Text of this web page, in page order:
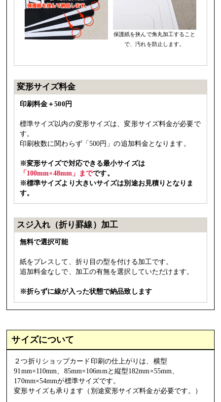
保護紙を挟んで角丸加工すること
で、汚れを防止します。
変形サイズ料金
印刷料金＋500円
標準サイズ以内の変形サイズは、変形サイズ料金が必要で
す。
印刷枚数に関わらず「500円」の追加料金となります。
※変形サイズで対応できる最小サイズは
「100mm×48mm」までです。
※標準サイズより大きいサイズは別途お見積りとなりま
す。
スジ入れ（折り罫線）加工
無料で選択可能
紙をプレスして、折り目の型を付ける加工です。
追加料金なしで、加工の有無を選択していただけます。
※折らずに線が入った状態で納品致します
サイズについて
２つ折りショップカード印刷の仕上がりは、横型
91mm×110mm、85mm×106mmと縦型182mm×55mm、
170mm×54mmが標準サイズです。
変形サイズも承ります（別途変形サイズ料金が必要です。）